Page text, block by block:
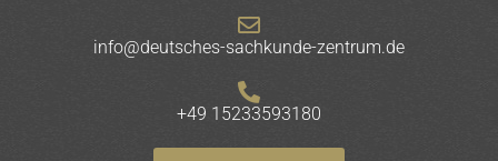
info@deutsches-sachkunde-zentrum.de
+49 15233593180